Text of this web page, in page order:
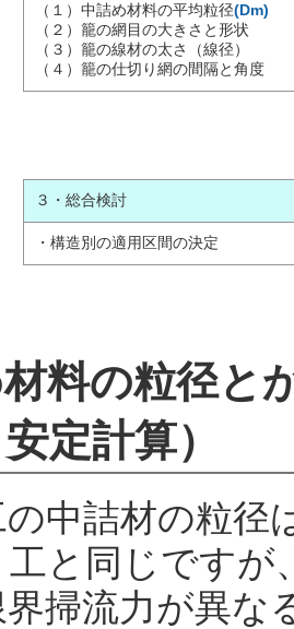
（１）中詰め材料の平均粒径(Dm)
（２）籠の網目の大きさと形状
（３）籠の線材の太さ（線径）
（４）籠の仕切り網の間隔と角度
３・総合検討
・構造別の適用区間の決定
料の粒径と
定計算）
の中詰材の粒径
工と同じですが
掃流力が異な